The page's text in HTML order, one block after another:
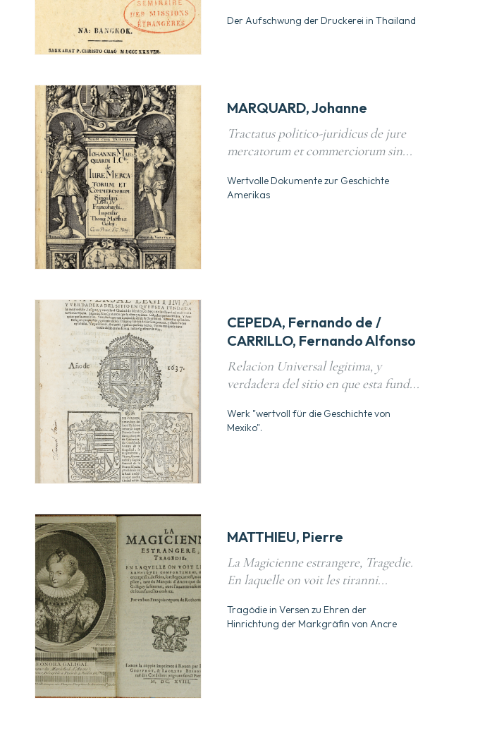
Der Aufschwung der Druckerei in Thailand
MARQUARD, Johanne
Tractatus politico-juridicus de jure
mercatorum et commerciorum sin...
Wertvolle Dokumente zur Geschichte
Amerikas
CEPEDA, Fernando de /
CARRILLO, Fernando Alfonso
Relacion Universal legitima, y
verdadera del sitio en que esta fund...
Werk "wertvoll für die Geschichte von
Mexiko".
MATTHIEU, Pierre
La Magicienne estrangere, Tragedie.
En laquelle on voit les tiranni...
Tragödie in Versen zu Ehren der
Hinrichtung der Markgräfin von Ancre